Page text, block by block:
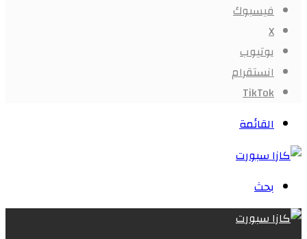
فيسبوك
X
يوتيوب
انستقرام
‫TikTok
القائمة
بحث